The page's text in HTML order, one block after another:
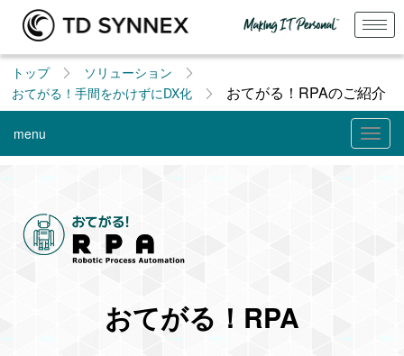
トップ
ソリューション
おてがる！手間をかけずにDX化
おてがる！RPAのご紹介
menu
おてがる！RPA